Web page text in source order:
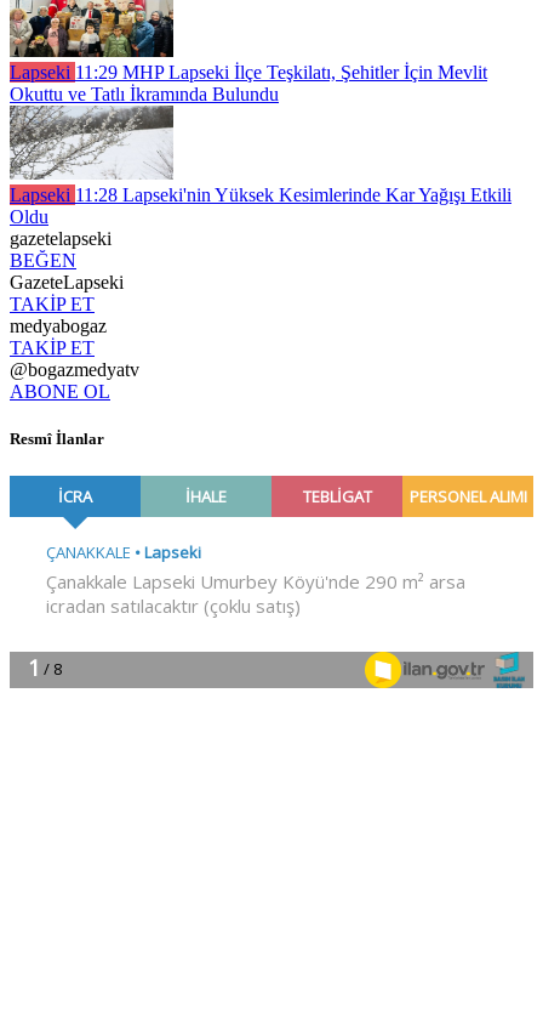
Lapseki 11:29 MHP Lapseki İlçe Teşkilatı, Şehitler İçin Mevlit
Okuttu ve Tatlı İkramında Bulundu
Lapseki 11:28 Lapseki'nin Yüksek Kesimlerinde Kar Yağışı Etkili
Oldu
gazetelapseki
BEĞEN
GazeteLapseki
TAKİP ET
medyabogaz
TAKİP ET
@bogazmedyatv
ABONE OL
Resmî İlanlar